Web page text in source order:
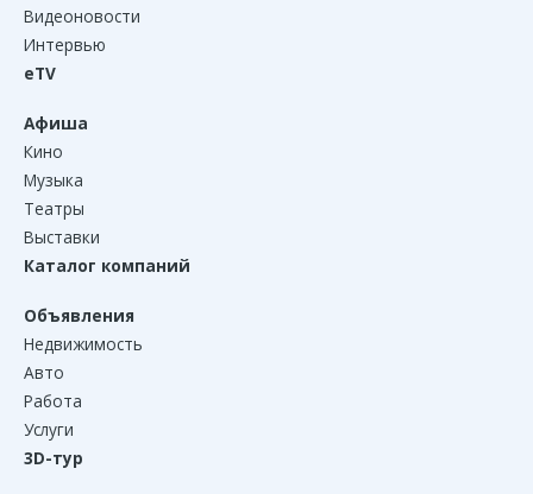
Видеоновости
Интервью
eTV
Афиша
Кино
Музыка
Театры
Выставки
Каталог компаний
Объявления
Недвижимость
Авто
Работа
Услуги
3D-тур